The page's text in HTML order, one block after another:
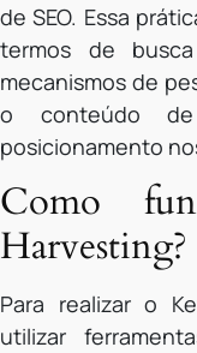
de SEO. Essa
termos de
mecanismos de
o conteúdo
posicionamento
Como
Harvesting?
Para realizar o
utilizar